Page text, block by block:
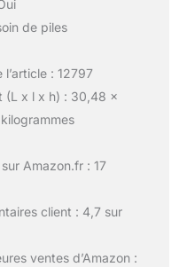
de piles
: 12797
(L x l x h) : 30,48 x
Amazon.fr : 17
client : 4,7 sur
ventes d’Amazon :